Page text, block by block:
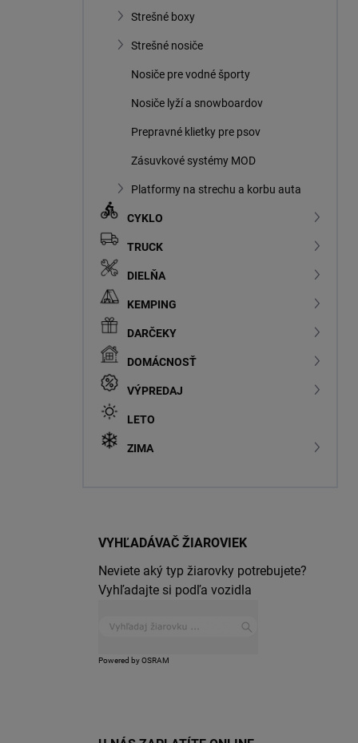
Strešné boxy
Strešné nosiče
Nosiče pre vodné športy
Nosiče lyží a snowboardov
Prepravné klietky pre psov
Zásuvkové systémy MOD
Platformy na strechu a korbu auta
CYKLO
TRUCK
DIELŇA
KEMPING
DARČEKY
DOMÁCNOSŤ
VÝPREDAJ
LETO
ZIMA
VYHĽADÁVAČ ŽIAROVIEK
Neviete aký typ žiarovky potrebujete?
Vyhľadajte si podľa vozidla
Powered by OSRAM